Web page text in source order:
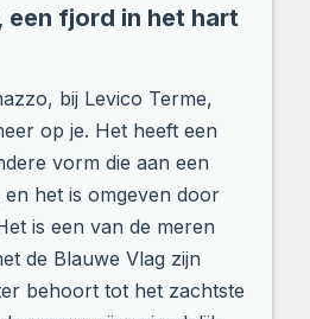
een fjord in het hart
bij Levico Terme,
op je. Het heeft een
vorm die aan een
het is omgeven door
is een van de meren
de Blauwe Vlag zijn
behoort tot het zachtste